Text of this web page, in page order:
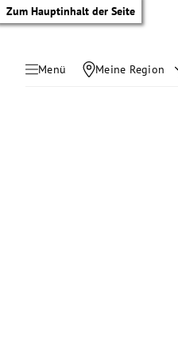
Zum Hauptinhalt der Seite
Menü Meine Region